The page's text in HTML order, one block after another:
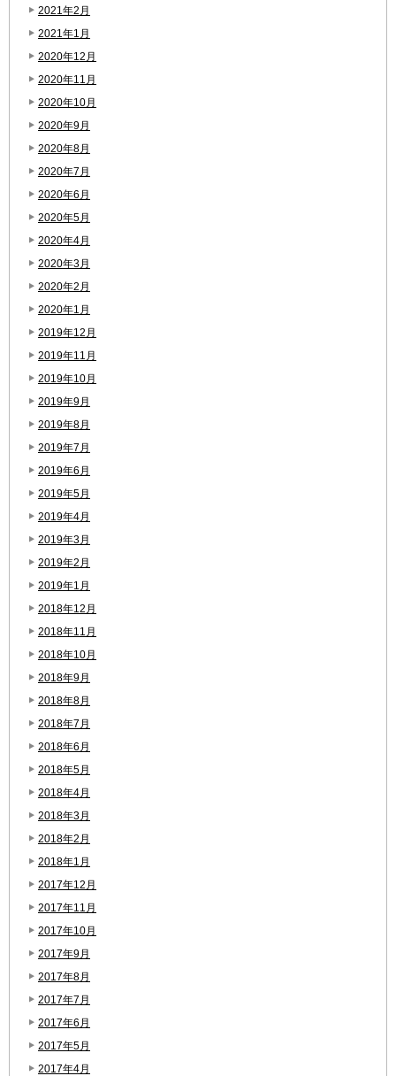
2021年2月
2021年1月
2020年12月
2020年11月
2020年10月
2020年9月
2020年8月
2020年7月
2020年6月
2020年5月
2020年4月
2020年3月
2020年2月
2020年1月
2019年12月
2019年11月
2019年10月
2019年9月
2019年8月
2019年7月
2019年6月
2019年5月
2019年4月
2019年3月
2019年2月
2019年1月
2018年12月
2018年11月
2018年10月
2018年9月
2018年8月
2018年7月
2018年6月
2018年5月
2018年4月
2018年3月
2018年2月
2018年1月
2017年12月
2017年11月
2017年10月
2017年9月
2017年8月
2017年7月
2017年6月
2017年5月
2017年4月